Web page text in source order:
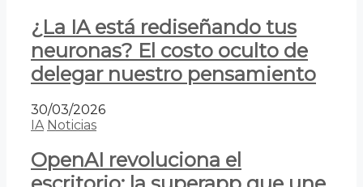
¿La IA está rediseñando tus
neuronas? El costo oculto de
delegar nuestro pensamiento
30/03/2026
IA Noticias
OpenAI revoluciona el